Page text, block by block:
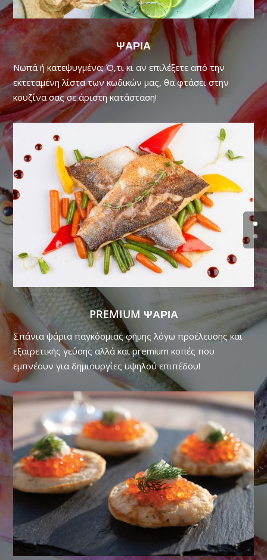
ΨΑΡΙΑ
Νωπά ή κατεψυγμένα; Ό,τι κι αν επιλέξετε από την
εκτεταμένη λίστα των κωδικών μας, θα φτάσει στην
κουζίνα σας σε άριστη κατάσταση!
PREMIUM ΨΑΡΙΑ
Σπάνια ψάρια παγκόσμιας φήμης λόγω προέλευσης και
εξαιρετικής γεύσης αλλά και premium κοπές που
εμπνέουν για δημιουργίες υψηλού επιπέδου!